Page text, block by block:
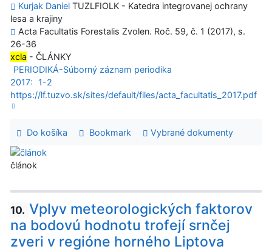
Kurjak Daniel TUZLFIOLK - Katedra integrovanej ochrany
lesa a krajiny
Acta Facultatis Forestalis Zvolen. Roč. 59, č. 1 (2017), s.
26-36
xcla - ČLÁNKY
PERIODIKÁ-Súborný záznam periodika
2017:
1-2
https://lf.tuzvo.sk/sites/default/files/acta_facultatis_2017.pdf
Do košíka Bookmark Vybrané dokumenty
článok
10. Vplyv meteorologických faktorov
na bodovú hodnotu trofejí srnčej
zveri v regióne horného Liptova